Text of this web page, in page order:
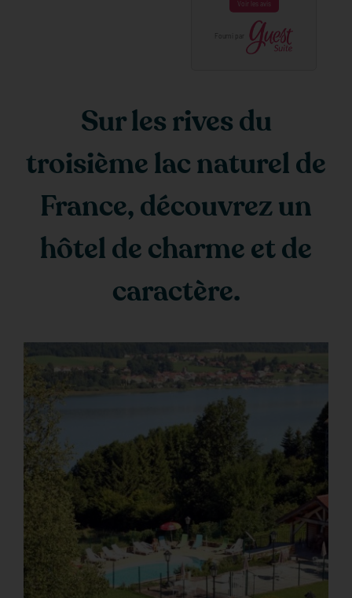
Voir les avis
Sur les rives du
troisième lac naturel de
France, découvrez un
hôtel de charme et de
caractère.